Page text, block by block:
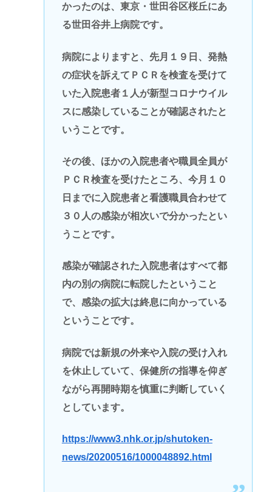
かったのは、東京・世田谷区桜丘にあ
る世田谷井上病院です。
病院によりますと、先月１９日、発熱
の症状を訴えてＰＣＲを検査を受けて
いた入院患者１人が新型コロナウイル
スに感染していることが確認されたと
いうことです。
その後、ほかの入院患者や職員全員が
ＰＣＲ検査を受けたところ、今月１０
日までに入院患者と看護職員合わせて
３０人の感染が相次いで分かったとい
うことです。
感染が確認された入院患者はすべて都
内の別の病院に転院したということ
で、感染の拡大は終息に向かっている
ということです。
病院では新規の外来や入院の受け入れ
を休止していて、保健所の指導を仰ぎ
ながら再開時期を慎重に判断していく
としています。
https://www3.nhk.or.jp/shutoken-
news/20200516/1000048892.html